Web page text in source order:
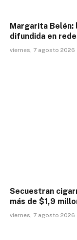
Margarita Belén:
difundida en
viernes, 7 agosto 2026
Secuestran
más de $1,9
viernes, 7 agosto 2026